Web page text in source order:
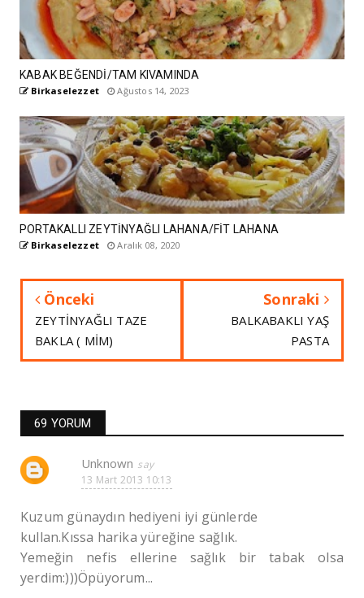
KABAK BEĞENDİ/TAM KIVAMINDA
Birkaselezzet Ağustos 14, 2023
PORTAKALLI ZEYTİNYAĞLI LAHANA/FİT LAHANA
Birkaselezzet Aralık 08, 2020
Önceki
ZEYTİNYAĞLI TAZE
BAKLA ( MİM)
Sonraki
BALKABAKLI YAŞ
PASTA
69 YORUM
Unknown
13 Mart 2013 10:13
Kuzum günaydın hediyeni iyi günlerde
kullan.Kıssa harika yüreğine sağlık.
Yemeğin nefis ellerine sağlık bir tabak olsa
yerdim:)))Öpüyorum...